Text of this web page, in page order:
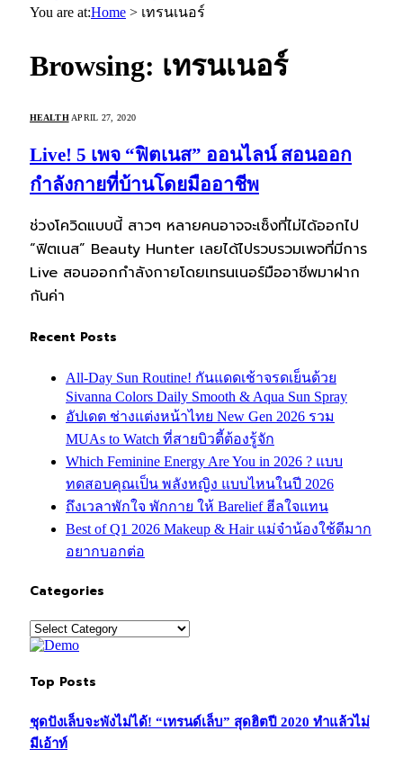
You are at:Home > เทรนเนอร์
Browsing: เทรนเนอร์
HEALTH APRIL 27, 2020
Live! 5 เพจ “ฟิตเนส” ออนไลน์ สอนออก
กำลังกายที่บ้านโดยมืออาชีพ
ช่วงโควิดแบบนี้ สาวๆ หลายคนอาจจะเซ็งที่ไม่ได้ออกไป
“ฟิตเนส” Beauty Hunter เลยได้ไปรวบรวมเพจที่มีการ
Live สอนออกกำลังกายโดยเทรนเนอร์มืออาชีพมาฝาก
กันค่า
Recent Posts
All-Day Sun Routine! กันแดดเช้าจรดเย็นด้วย
Sivanna Colors Daily Smooth & Aqua Sun Spray
อัปเดต ช่างแต่งหน้าไทย New Gen 2026 รวม
MUAs to Watch ที่สายบิวตี้ต้องรู้จัก
Which Feminine Energy Are You in 2026 ? แบบ
ทดสอบคุณเป็น พลังหญิง แบบไหนในปี 2026
ถึงเวลาพักใจ พักกาย ให้ Barelief ฮีลใจแทน
Best of Q1 2026 Makeup & Hair แม่จ๋าน้องใช้ดีมาก
อยากบอกต่อ
Categories
Categories
Top Posts
ชุดปังเล็บจะพังไม่ได้! “เทรนด์เล็บ” สุดฮิตปี 2020 ทำแล้วไม่
มีเอ้าท์